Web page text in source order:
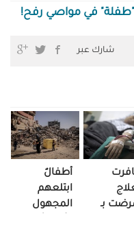
في مواصي رفح!
شارك عبر
بـ
أطفالٌ
ابتلعهم
المجهول